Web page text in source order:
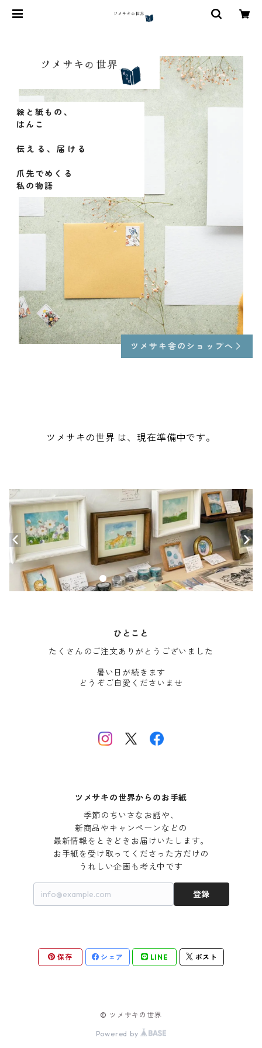
絵と紙もの、
はんこ
伝える、届ける
爪先でめくる
私の物語
ツメサキ舎のショップへ
ツメサキの世界 は、現在準備中です。
ひとこと
たくさんのご注文ありがとうございました
暑い日が続きます
どうぞご自愛くださいませ
ツメサキの世界からのお手紙
季節のちいさなお話や、
新商品やキャンペーンなどの
最新情報をときどきお届けいたします。
お手紙を受け取ってくださった方だけの
うれしい企画も考え中です
登録
保存 シェア LINE ポスト
© ツメサキの世界
Powered by